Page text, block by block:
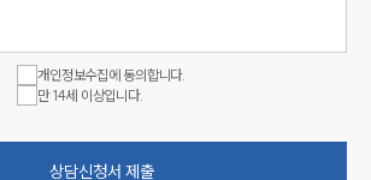
개인정보수집에 동의합니다.
만 14세 이상입니다.
상담신청서 제출